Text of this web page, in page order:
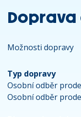
Možnosti dopravy
Typ dopravy
Osobní odběr
Osobní odběr